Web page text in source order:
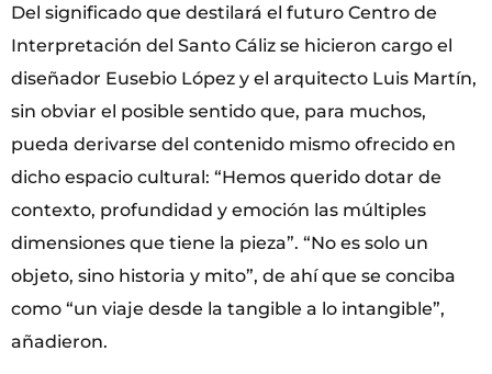
Del significado que destilará el futuro Centro de
Interpretación del Santo Cáliz se hicieron cargo el
diseñador Eusebio López y el arquitecto Luis Martín,
sin obviar el posible sentido que, para muchos,
pueda derivarse del contenido mismo ofrecido en
dicho espacio cultural: “Hemos querido dotar de
contexto, profundidad y emoción las múltiples
dimensiones que tiene la pieza”. “No es solo un
objeto, sino historia y mito”, de ahí que se conciba
como “un viaje desde la tangible a lo intangible”,
añadieron.